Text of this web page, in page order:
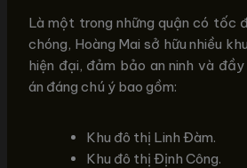
Là một trong những quận có tốc
chóng, Hoàng Mai sở hữu nhiều
hiện đại, đảm bảo an ninh và
án đáng chú ý bao gồm:
Khu đô thị Linh Đàm.
Khu đô thị Định Công.